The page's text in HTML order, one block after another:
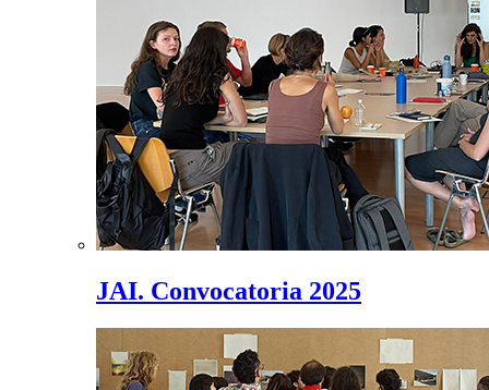
JAI. Convocatoria 2025